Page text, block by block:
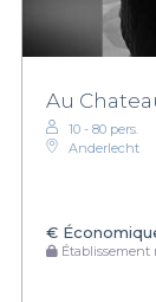
Au
10 - 80 pers.
Anderlecht
€
Établissement